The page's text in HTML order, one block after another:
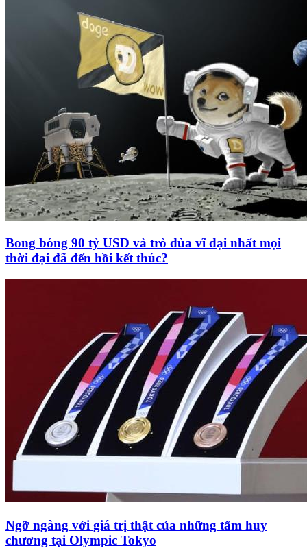
Bong bóng 90 tỷ USD và trò đùa vĩ đại nhất mọi
thời đại đã đến hồi kết thúc?
Ngỡ ngàng với giá trị thật của những tấm huy
chương tại Olympic Tokyo